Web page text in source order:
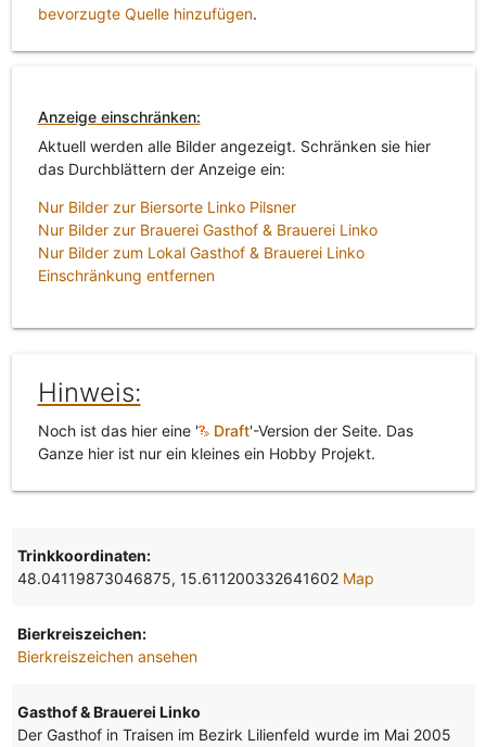
bevorzugte Quelle hinzufügen.
Anzeige einschränken:
Aktuell werden alle Bilder angezeigt. Schränken sie hier
das Durchblättern der Anzeige ein:
Nur Bilder zur Biersorte Linko Pilsner
Nur Bilder zur Brauerei Gasthof & Brauerei Linko
Nur Bilder zum Lokal Gasthof & Brauerei Linko
Einschränkung entfernen
Hinweis:
Noch ist das hier eine ' Draft'-Version der Seite. Das
Ganze hier ist nur ein kleines ein Hobby Projekt.
Trinkkoordinaten:
48.04119873046875, 15.611200332641602 Map
Bierkreiszeichen:
Bierkreiszeichen ansehen
Gasthof & Brauerei Linko
Der Gasthof in Traisen im Bezirk Lilienfeld wurde im Mai 2005